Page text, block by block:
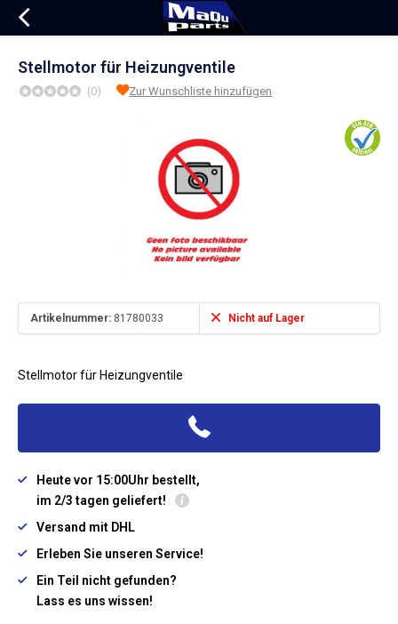
Stellmotor für Heizungventile
(0) Zur Wunschliste hinzufügen
Artikelnummer: 81780033 Nicht auf Lager
Stellmotor für Heizungventile
Heute vor 15:00Uhr bestellt,
im 2/3 tagen geliefert!
Versand mit DHL
Erleben Sie unseren Service!
Ein Teil nicht gefunden?
Lass es uns wissen!